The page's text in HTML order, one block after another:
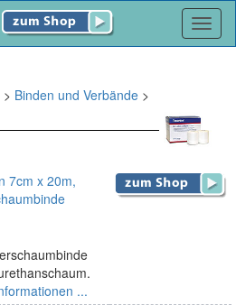
> Binden und Verbände >
7cm x 20m,
...